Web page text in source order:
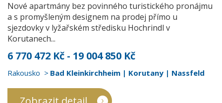
Nové apartmány bez povinného turistického pronájmu
a s promyšleným designem na prodej přímo u
sjezdovky v lyžařském středisku Hochrindl v
Korutanech...
6 770 472 Kč - 19 004 850 Kč
Rakousko Bad Kleinkirchheim | Korutany | Nassfeld